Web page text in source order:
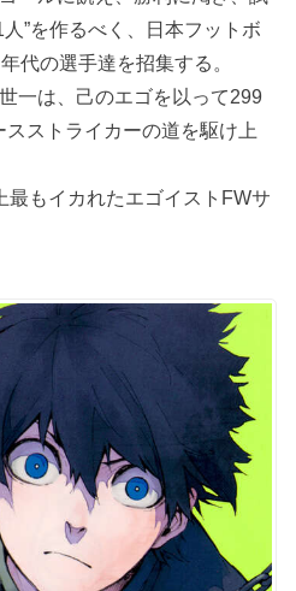
”を作るべく、日本フットボ
代の選手達を招集する。
一は、己のエゴを以って299
ストライカーの道を駆け上
最もイカれたエゴイストFWサ